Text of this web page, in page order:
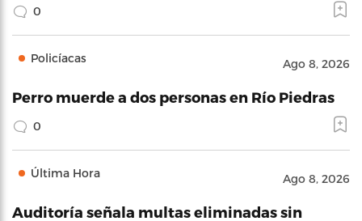
0
Policíacas Ago 8, 2026
Perro muerde a dos personas en Río Piedras
0
Última Hora Ago 8, 2026
Auditoría señala multas eliminadas sin